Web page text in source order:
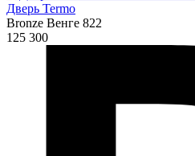
Дверь Termo
Bronze Венге 822
125 300